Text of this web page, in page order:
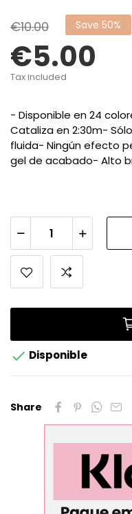
€10.00 Save 50%
€5.00
Tax included
- Disponible en 24
Cataliza en 2:30m-
fluida- Ningún efecto
gel de acabado- Alto
 Disponible
Share